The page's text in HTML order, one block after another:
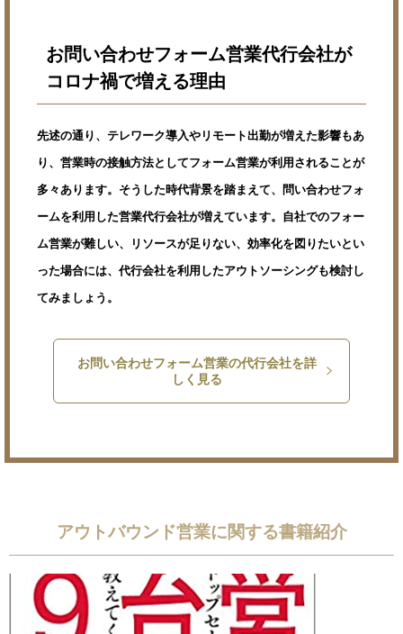
お問い合わせフォーム営業代行会社が
コロナ禍で増える理由
先述の通り、テレワーク導入やリモート出勤が増えた影響もあ
り、営業時の接触方法としてフォーム営業が利用されることが
多々あります。そうした時代背景を踏まえて、問い合わせフォ
ームを利用した営業代行会社が増えています。自社でのフォー
ム営業が難しい、リソースが足りない、効率化を図りたいとい
った場合には、代行会社を利用したアウトソーシングも検討し
てみましょう。
お問い合わせフォーム営業の代行会社を詳
しく見る
アウトバウンド営業に関する書籍紹介